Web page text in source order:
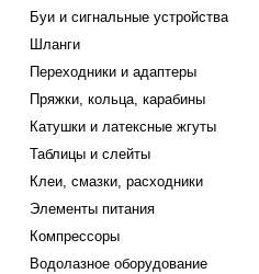
Буи и сигнальные устройства
Шланги
Переходники и адаптеры
Пряжки, кольца, карабины
Катушки и латексные жгуты
Таблицы и слейты
Клеи, смазки, расходники
Элементы питания
Компрессоры
Водолазное оборудование